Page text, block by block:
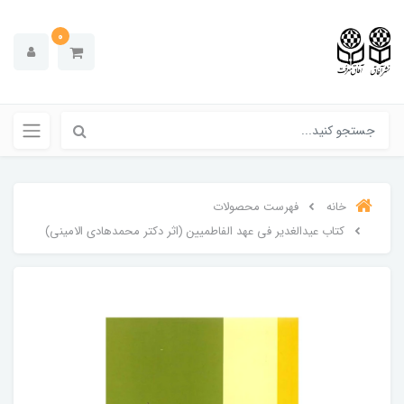
0
خانه
فهرست محصولات
کتاب عیدالغدیر فی عهد الفاطمیین (اثر دکتر محمدهادی الامینی)